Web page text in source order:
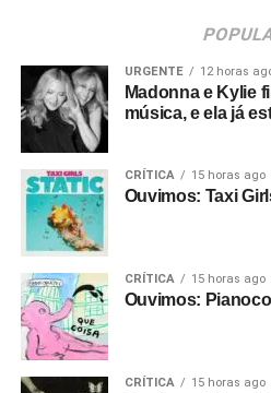
URGENTE 12 horas
Madonna e Kylie
música, e ela já
CRÍTICA 15 horas ago
Ouvimos: Taxi
CRÍTICA 15 horas ago
Ouvimos:
CRÍTICA 15 horas ago